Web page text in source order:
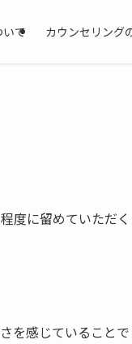
て カウンセリング
度に留めていただ
を感じていること